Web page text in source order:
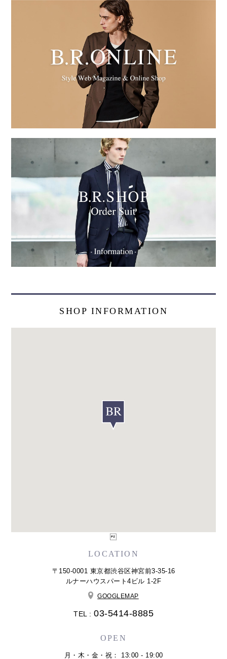
SHOP INFORMATION
LOCATION
〒150-0001 東京都渋谷区神宮前3-35-16
ルナーハウスパート4ビル 1-2F
GOOGLEMAP
TEL : 03-5414-8885
OPEN
月・木・金・祝： 13:00 - 19:00